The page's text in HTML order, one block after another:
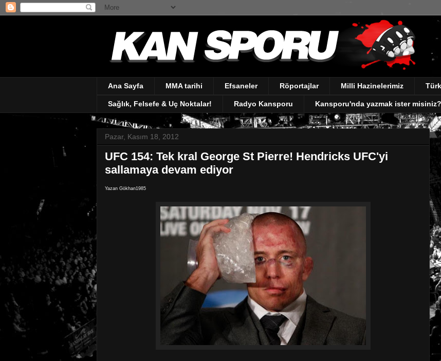
Ana Sayfa MMA tarihi Efsaneler Röportajlar Milli Hazinelerimiz
Sağlık, Felsefe & Uç Noktalar! Radyo Kansporu Kansporu'nda yazmak ister misiniz?
Pazar, Kasım 18, 2012
UFC 154: Tek kral George St Pierre! Hendricks UFC'yi
sallamaya devam ediyor
Yazan Gökhan1985